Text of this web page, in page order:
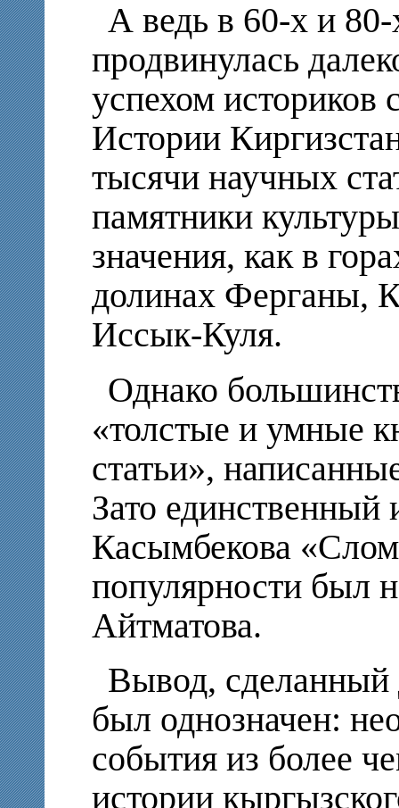
А ведь в 60-х и 80-
продвинулась
успехом историков
Истории
тысячи научных
памятники
значения, как в
долинах Ферганы,
Иссык-Куля.
Однако
«толстые и умные
статьи»,
Зато единственный
Касымбекова
популярности был
Айтматова.
Вывод, сделанный
был однозначен:
события из более
истории